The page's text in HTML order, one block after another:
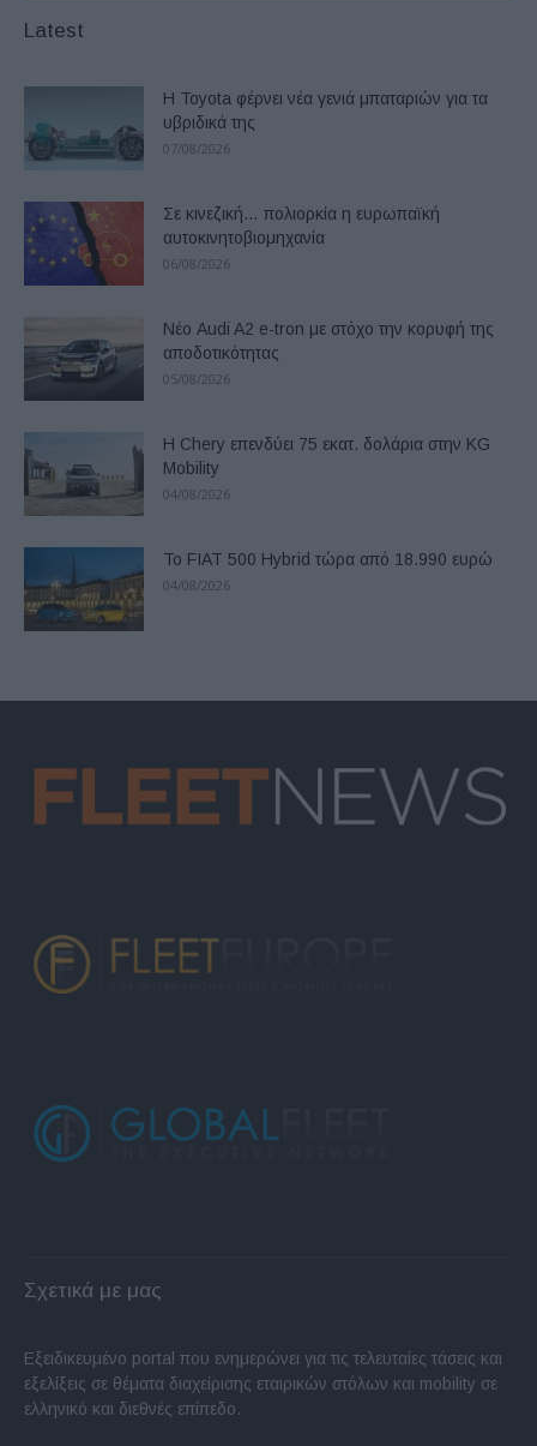
Latest
Η Toyota φέρνει νέα γενιά μπαταριών για τα
υβριδικά της
07/08/2026
Σε κινεζική… πολιορκία η ευρωπαϊκή
αυτοκινητοβιομηχανία
06/08/2026
Νέο Audi A2 e-tron με στόχο την κορυφή της
αποδοτικότητας
05/08/2026
Η Chery επενδύει 75 εκατ. δολάρια στην KG
Mobility
04/08/2026
Το FIAT 500 Hybrid τώρα από 18.990 ευρώ
04/08/2026
Σχετικά με μας
Εξειδικευμένο portal που ενημερώνει για τις τελευταίες τάσεις και
εξελίξεις σε θέματα διαχείρισης εταιρικών στόλων και mobility σε
ελληνικό και διεθνές επίπεδο.